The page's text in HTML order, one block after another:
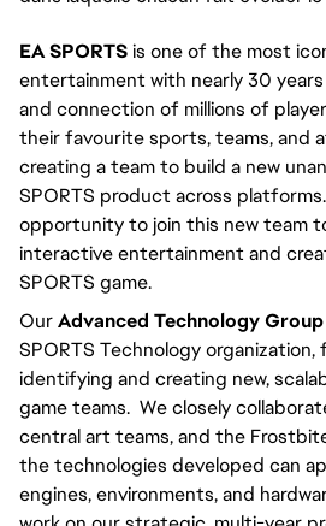
EA SPORTSis one of the most
entertainment with nearly 30
and connection of millions of
their favourite sports, teams, and
creating a team to build a new
SPORTS product across
opportunity to join this new team
interactive entertainment and
SPORTS game.
OurAdvanced Technology Group
SPORTS Technology organization,
identifying and creating new,
game teams. We closely
central art teams, and the
the technologies developed can
engines, environments, and